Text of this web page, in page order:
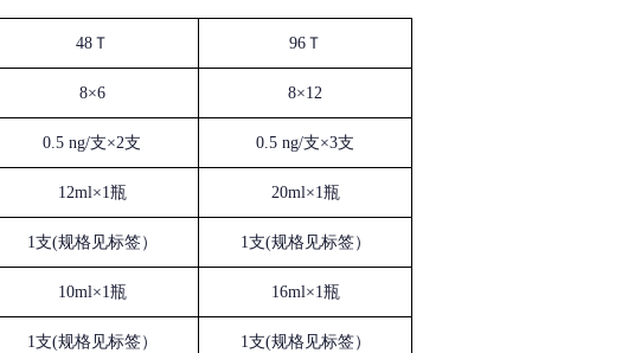
48Ｔ 96Ｔ
8×6 8×12
0.5 ng/支×2支 0.5 ng/支×3支
12ml×1瓶 20ml×1瓶
1支(规格见标签） 1支(规格见标签）
10ml×1瓶 16ml×1瓶
1支(规格见标签） 1支(规格见标签）